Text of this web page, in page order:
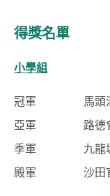
得獎名單
小學組
冠軍
馬頭
亞軍
路德
季軍
九龍
殿軍
沙田